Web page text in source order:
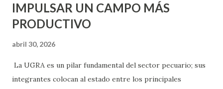
IMPULSAR UN CAMPO MÁS
PRODUCTIVO
abril 30, 2026
La UGRA es un pilar fundamental del sector pecuario; sus
integrantes colocan al estado entre los principales